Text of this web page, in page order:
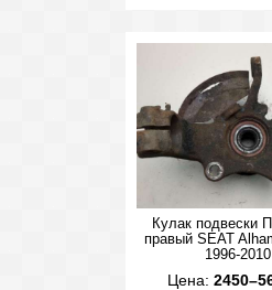
Кулак подвески
правый SEAT
1996-2010
Цена: